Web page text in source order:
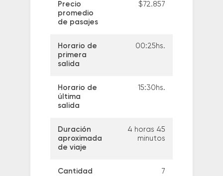
Precio
promedio
de pasajes
$72.857
Horario de
primera
salida
00:25hs.
Horario de
última
salida
15:30hs.
Duración
aproximada
de viaje
4 horas 45
minutos
Cantidad
7